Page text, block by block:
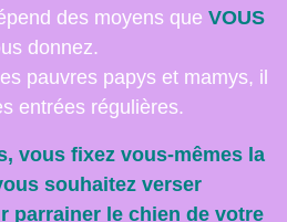
des moyens que VOUS
donnez.
pauvres papys et mamys, il
entrées régulières.
vous fixez vous-mêmes la
souhaitez verser
parrainer le chien de votre